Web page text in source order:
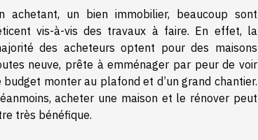
achetant, un bien immobilier, beaucoup sont
vis-à-vis des travaux à faire. En effet, la
des acheteurs optent pour des maisons
neuve, prête à emménager par peur de voir
budget monter au plafond et d’un grand chantier.
acheter une maison et le rénover peut
très bénéfique.